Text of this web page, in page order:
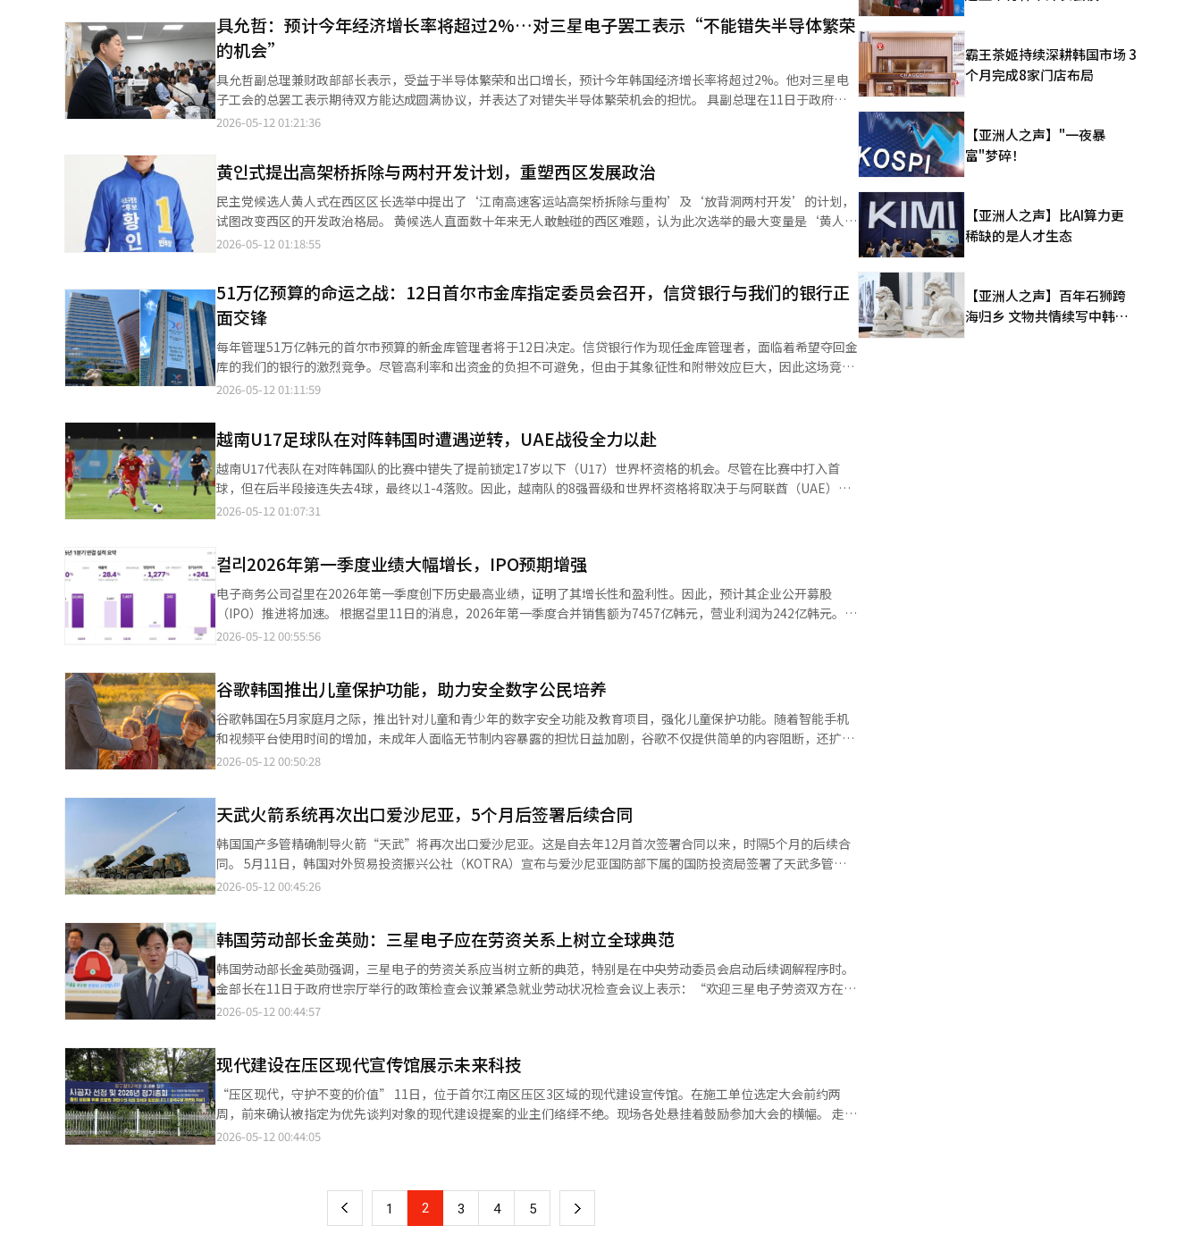
程序将账单、收据、医疗费用明细、处方等信息直接发送给保险公司申请保险金。为此，医疗机构使用的EMR系统需
与实损24进行连接。 截至6日，参与实损保险电子申报的医疗机构总数为3万614家，其中医院827家，保健所3573
家，诊所1万2875家，药店1万3339家。根据整体连接目标医疗机构数量，实损24的连接率仅为29.0%。目前，实损
24的注册用户约为377万人，已完成的申报数量为241万件。 金融委员会计划今后每月检查实损24的推进情况，并设
定今年下半年将连接率提升至80~90%的目标。首先，将与公平交易委员会调查部分EMR公司集体拒绝参与的行为是
否属于不正当交易行为。 此外，金融委员会还将提供激励措施以促进医疗机构的直接参与。计划在实损24中引入医
动，鼓励实损保险用户直接向医疗机构请求实损24的连接。 不过，金融委员会预计，随着近期大型EMR公司决定参
100%。”※ 本报道经人工智能（AI）系统翻译与编辑。
具允哲：预计今年经济增长率将超过2%…对三星电子罢工表示“不能错失半导体繁荣
的机会”
具允哲副总理兼财政部部长表示，受益于半导体繁荣和出口增长，预计今年韩国经济增长率将超过2%。他对三星电
子工会的总罢工表示期待双方能达成圆满协议，并表达了对错失半导体繁荣机会的担忧。 具副总理在11日于政府世
宗厅举行的记者见面会上指出：“今年经济增长率预计将超过2%”，并表示“具体超过多少还需观察半导体繁荣程
示“出口在超越日本和意大利后，从全球第七位上升至第五位”。他进一步提到：“第一季度经常账户盈余达733亿
美元，显示出我们经济的增长潜力，与2025年第四季度的392亿美元历史最高水平相比，表现良好。” 然而，他强
调，面对经济复苏，物价和外部风险的应对更为重要。具副总理指出：“半导体行业和中东战争等不确定性依然存
在”，并表示“政府不会因经济指标良好而自满，而是会更加细致地全力应对”。他特别提到：“当前面临的风险因
中东战争稳定之前暂时维持”，并指出“对于囤积居奇的行为，将采取没收等可能措施，同时启动物价稳定法修订，
以设立举报奖励和不当得利罚款等有效制裁措施”。他提到，最高价格制度伴随财政负担，未来油价走势和中东局势
屋者的转让税中征期于9日结束，市场担忧房源被锁定，具副总理表示：“政府基本上在与相关机构协调，以扩大供
应”，并指出“在供应未能有效进入市场之前，无法不进行需求管理”。 他进一步表示：“政府的需求管理方案将重
点放在无房者购房上”，并强调“房地产政策不再是追求利润，而是要确保居住的稳定性”。 关于三星电子的罢工，
复苏造成负担。具副总理表示：“我了解到三星电子的劳资双方正在以中央劳动委员会为中心努力达成协议”，并期
待双方能顺利达成共识。他还指出：“在全球都希望从韩国采购半导体芯片的关键时刻，劳资之间的矛盾不应导致错
失机会。” 在股市方面，他强调应关注消除短期过热而非低估问题。具副总理表示：“从PBR（市净率）来看，韩国
股市仍低于发达国家水平”，并指出“至少到明年，市场已经形成了预购的情况，反映出全球投资者和国内投资者对
我们股市潜力的看法”。 关于遗产税改革，他保持谨慎态度。他表示：“关于税制改革，听取了各种意见”，并强
4000韩元，此次出售以555万8000韩元成交”，并表示“对政府而言，这是一次成功的出售”。政府预计通过此次出
售将获得超过1万亿韩元的非税收入，并认为NXC引入海外资金的举措将有助于外汇市场的稳定。 具副总理还就美中
领导人会晤前，13日访韩的美国财政部长斯科特·巴森特未能会晤的情况表达了看法。他对部分人提出的“韩国被忽
视”说法表示不同意，并指出：“与美国财政部保持着频繁的沟通”。他补充道：“与以往不同，不必仅通过面对面
会议进行沟通，副部长之间也会随时交流，了解情况”，并表示“在对美投资方面，产业通商部的金正官部长最近访
2026-05-12 01:21:36
黄인式提出高架桥拆除与两村开发计划，重塑西区发展政治
民主党候选人黄人式在西区区长选举中提出了‘江南高速客运站高架桥拆除与重构’及‘放背洞两村开发’的计划，
试图改变西区的开发政治格局。 黄候选人直面数十年来无人敢触碰的西区难题，认为此次选举的最大变量是‘黄人式
的城市开发框架’。 在11日的放背洞选举事务所开幕式上，黄候选人表示：“西区过去30年的地方自治实际上是由
量进行了严厉批评。 他指出：“江南高速客运站高架桥自完工48年以来，既引发了安全问题，也造成了城市的隔
断。”他承诺：“当选后，我将立即推动拆除和重构的方向，并成立一个包括市政府、西区和居民参与的公私协作
体。” 目前，高速客运站高架桥横跨反浦和潼源的生活圈。黄候选人认为，主要问题包括：高架桥出入口的安全隐
患、高架桥下方的贫困化、与反浦高档住宅带的不协调、与世璧岛和汉江旅游轴的隔断，以及区域商业的分离等。 在
反浦地区重新规划为超高价公寓和旅游特区的背景下，70年代的高架桥体系被认为与城市的品位不符。黄候选人表
示：“交通拥堵的担忧被夸大了，研究分析结果显示速度下降幅度并不大，完全可以克服。”这一承诺被视为重新构
的后面，面积约1500坪，是西区的公有土地。这里有数十栋无证建筑，已经被闲置了数十年，成为南部地区少见的现
筑。 黄候选人直言：“这是西区行政最丢脸的面貌。”他表示：“如此美丽而整齐的1500坪公有土地，竟然被丢弃
了数十年，历任区长因害怕处理无证建筑而不敢出手。” 实际上，西区最近曾以公园开发和无证建筑拆除为条件，推
动公有财产的出售，但因无人竞标而流标。 黄候选人承诺：“我将立即制定包括无证建筑对策在内的最佳利用方案，
考虑到与上门高中、乌面山森林的接近性，以及与放背重建带的连接性，认为项目具有相当的商业价值。业内人士提
到的开发模型包括：自然友好的高端低层住宅区、高档露台别墅、文化艺术型居住区、与乌面山相连的高端住宅带
等。 黄候选人是经过地方考试的城市行政专家，曾担任西区区长科长、首尔市行政局长、发言人及汉江事业本部长，
因此被认为提出的开发议题不仅是简单的政治承诺，而是具备实际行政执行力的提案。 一位房地产专家表示：“两村
和高速客运站高架桥是西区居民早已感受到的问题，但无人敢触碰。黄候选人将最棘手的城市问题带入了选举的中
2026-05-12 01:18:55
51万亿预算的命运之战：12日首尔市金库指定委员会召开，信贷银行与我们的银行正
面交锋
每年管理51万亿韩元的首尔市预算的新金库管理者将于12日决定。信贷银行作为现任金库管理者，面临着希望夺回金
库的我们的银行的激烈竞争。尽管高利率和出资金的负担不可避免，但由于其象征性和附带效应巨大，因此这场竞争
被认为是不可退让的决战。根据11日金融界和首尔市的消息，首尔市计划于12日召开金库指定审议委员会，选定下一
国民银行和 하나银行等四家银行提交了提案。信贷银行和我们的银行均参与了1、2金库的投标，而国民银行和 하나银
行则仅参与了2金库的投标。1金库负责一般会计和特别会计，2金库负责基金管理。今年的预算为51万4778亿韩元，
其中约47万亿韩元归1金库所有。实际上，获得1金库的银行将获得首尔市金库的地位。信贷银行和我们的银行在
2018年和2022年也曾就1金库的运营权展开竞争。我们的银行自1915年京城府金库时期以来，已管理首尔市金库超
对评估项目的策略并准备提案书。预计他们将强调在过去100多年中积累的收入和支出管理经验，以及目前在首尔市
25个自治区中运营的14个区金库的优势。信贷银行则强调连续性和稳定性。在过去8年中，他们一直运营着1金库，
并自2022年起整合管理2金库，建立了计算机系统和结算体系，因此能够保持连续性。此外，他们与市政府合作的公
共配送应用“叮咚送”和小巷商店商会、首尔广场冰场支持等项目也被视为其优势。业内人士指出，此次市金库的选
定中，利率是关键因素。因为在金库业务管理能力、金融机构信用度和财务结构稳定性等方面，差异并不明显。实际
争，提高利率。首尔市金库的利率是通过基准利率加上各银行的加成利率来计算的，而这个加成利率在约定期间内是
固定的，因此利率水平将显著影响盈利能力。合作项目费用（出资金）同样是决定胜负的因素。信贷银行在2018年1
金库投标时，提出了3000亿韩元的出资金，而在2022年重新投标时也承担了约2600亿韩元的出资金。金融界人士表
示：“评估项目虽然多样，但实际的胜负将取决于出资金和利率的竞争结构。”他指出：“尽管在成本方面存在负
担，但获得大规模资金基础和品牌效应等优势非常显著，因此银行们将积极争取。”※ 本报道经人工智能（AI）系统
2026-05-12 01:11:59
越南U17足球队在对阵韩国时遭遇逆转，UAE战役全力以赴
越南U17代表队在对阵韩国队的比赛中错失了提前锁定17岁以下（U17）世界杯资格的机会。尽管在比赛中打入首
球，但在后半段接连失去4球，最终以1-4落败。因此，越南队的8强晋级和世界杯资格将取决于与阿联酋（UAE）的
最后一场比赛。 根据越南媒体《年报》（Nhân Dân）等的综合报道，越南队在当地时间11日凌晨进行的2026年亚
打入首球，成功取得领先。 在上半场，越南队凭借紧凑的防守和快速的边路进攻给韩国队施加了压力。然而，进入下
半场后，韩国队的攻势逐渐增强，比赛的节奏开始向韩国倾斜。最终在下半场第38分钟，安善贤（Ahn Seon-
hyun）在禁区内获得的任意球机会中，低射打入扳平进球，彻底改变了比赛的走势。 在扳平进球后，越南队明显出
现了动摇。两分钟后，防守失误导致南义安（Nam Ý An）再度破门。下半场第43分钟，安周完（An Ju-wan）成功
打入中距离射门，补时第3分钟，金志宇（Kim Ji-woo）又打入锁定胜局的进球，最终比分定格在1-4。 这场失利使
大提高晋级8强和进入2026年卡塔尔U17世界杯的可能性。本次比赛中，晋级8强的队伍将直接获得世界杯资格。 越
南足球协会（VFF）在比赛结束后通过官方网站表示：“由于在与韩国的比赛中遭遇逆转，越南U17队在与UAE的最
后一场比赛中需要付出更大的努力。”协会还表示：“越南U17队尚未提前获得世界杯资格，仍有一场比赛要打，因
此将继续向世界舞台发起挑战。” VFF的官方粉丝页面提到：“比赛结束后，VFF主席陈国全（Trần Quốc Tuấn）和
克里斯蒂亚努·罗兰德教练亲自下到更衣室与球员们见面，给予鼓励。”并表示：“虽然未能取得理想的结果，但这
在失败中变得更加坚强。还有一场比赛，继续向前，年轻的越南战士们！” 另外，2027年沙特阿拉伯亚洲杯的抽签
结果显示，越南队将在E组与韩国、阿联酋以及黎巴嫩和也门的胜者同组。因此，越南队在U17之后，明年国家队也
将迎来与韩国的对决。此前，越南队与韩国队的历史交锋记录为1胜6负，进球2个，失球23个。唯一的胜利是在2004
年亚洲杯预选赛中，凭借范文权（Phạm Văn Quyến）的制胜球以1-0获胜，而在最近的2023年10月的热身赛中则以
0-6惨败。 赛后，越南国家队主教练金相植（Kim Sang-sik）表示：“作为职业教练，我会100%专注于足球。如果
报道经人工智能（AI）系统翻译与编辑。
2026-05-12 01:07:31
컬리2026年第一季度业绩大幅增长，IPO预期增强
电子商务公司컬里在2026年第一季度创下历史最高业绩，证明了其增长性和盈利性。因此，预计其企业公开募股
（IPO）推进将加速。 根据컬里11日的消息，2026年第一季度合并销售额为7457亿韩元，营业利润为242亿韩元。销
售额同比增长28.4%，营业利润激增1277%。这一数字是去年全年营业利润的约1.9倍。净利润也转为盈利，达到203
保持了稳定的增长趋势。美容业务部门‘뷰티컬리’也因奢侈品牌和独立品牌销售的扩大而增长20.2%。包括卖家配
送（3P）和履约服务（FBK）在内的交易额增长52.6%，推动了整体业绩的上升。 新业务‘컬리N마트’的增长也十
分显著。截至2026年3月，交易额较2025年9月增长约9倍。这反映了针对即时配送和小额订单需求扩大的服务策略。
最近的投资引起了关注。NAVER作为战略投资者参与，预计将参与约330亿韩元规模的第三方配售增资。此次投资使
컬里的企业价值评估达到约2.8万亿韩元。业界关注平台合作的扩大及物流与商业的协同效应。 盈利能力改善的趋势
低物流成本。该服务在下午3点之前下单可在午夜前送达，提升了配送效率和客户便利性。 成本结构的改善也在进行
中。第一季度的毛利率为33.1%，同比上升0.8个百分点，销售费用率下降2.2个百分点。这被认为是合作伙伴谈判能
力增强和3P业务扩展策略的结果。 컬里方面表示，持续在商品竞争力、物流基础设施和技术升级方面进行客户体验
差异化，业务多元化战略开始反映在业绩上。此外，基于此次业绩，IPO准备工作也将具体化。 业界关注到，컬里在
交易额增长的同时也改善了盈利能力。与传统电子商务公司以外形增长为中心的策略不同，컬里通过物流效率化和业
示：“我们在商品、物流和技术等各方面持续专注于客户体验的差异化，确保新增长动力的业务多元化从第一季度开
始取得成果。既然已经证明了增长性和盈利性，我们计划具体化IPO路线图，加快进程。”※ 本报道经人工智能
（AI）系统翻译与编辑。
2026-05-12 00:55:56
谷歌韩国推出儿童保护功能，助力安全数字公民培养
谷歌韩国在5月家庭月之际，推出针对儿童和青少年的数字安全功能及教育项目，强化儿童保护功能。随着智能手机
和视频平台使用时间的增加，未成年人面临无节制内容暴露的担忧日益加剧，谷歌不仅提供简单的内容阻断，还扩展
了监护人管理功能和数字素养教育。 谷歌韩国于11日表示，推出了多种儿童保护功能和教育资源，旨在支持孩子们
接管理孩子智能设备使用时间和应用程序使用的功能。谷歌表示，使用其儿童保护应用“家庭链接”，监护人可以查
看孩子的智能手机使用时间，并设置每日使用限制和睡眠时间。此外，应用安装和应用内支付的批准也可以进行管
理，从而降低孩子无节制消费内容和支付风险的可能性。 有害内容的阻断功能也得到了增强。谷歌搜索服务
的“SafeSearch”功能默认适用于18岁以下用户，能够自动过滤或模糊显示成人内容和暴力内容。此外，谷歌Play
通过“儿童标签”提供基于专家推荐的教育应用程序，并提供年龄适宜性和内容信息等指导。 YouTube同样实施了按
本应用青少年保护功能的青少年账户也在运营中。尤其是YouTube最近引入了短视频每日观看限制计时器功能，以防
止青少年沉迷短视频。 谷歌还在进行青少年心理健康和自尊保护的推荐算法改进工作，限制重复推荐外貌比较或特定
身体形象的内容，并减少可能对青少年用户产生负面影响的视频重复曝光。 谷歌正在超越简单的阻断功能，扩大数字
公民教育。谷歌的免费数字素养教育项目“Be互联网优秀”，旨在通过游戏化内容帮助儿童和青少年学习个人信息保
护、钓鱼防范和安全信息共享等知识。该项目不仅教授平台使用方法，还旨在帮助他们在在线环境中做出安全的判
台责任的讨论加剧，主要平台企业也在持续强化儿童保护功能和年龄认证体系。 在韩国，青少年智能手机过度依赖和
短视频成瘾问题已成为社会热点，平台运营商的角色扩展需求日益增加。尤其是生成型AI内容的快速扩散，伴随而来
的虚假信息和不当内容暴露的担忧也在增加。对此，谷歌韩国计划在未来继续扩大针对监护人的安全功能和数字教育
内容。 谷歌韩国相关人士表示：“数字世界提供了丰富的学习机会，因此引导孩子们成为合格的‘数字公民’至关重
要。谷歌将继续努力提供更好的安全工具，让家长们能够安心享受技术带来的好处。”※ 本报道经人工智能（AI）系
2026-05-12 00:50:28
天武火箭系统再次出口爱沙尼亚，5个月后签署后续合同
韩国国产多管精确制导火箭“天武”将再次出口爱沙尼亚。这是自去年12月首次签署合同以来，时隔5个月的后续合
同。 5月11日，韩国对外贸易投资振兴公社（KOTRA）宣布与爱沙尼亚国防部下属的国防投资局签署了天武多管火
箭系统的政府间（G2G）出口合同。 G2G合同是指在外国政府提出请求时，KOTRA可以代表国内企业或与企业共同
率折合约5200亿韩元。合同内容包括6套天武发射架、3种导弹及操作和培训支持等。 爱沙尼亚与韩国的防务合作始
于K9自走炮。自2020年起，爱沙尼亚开始引进并使用韩国制造的K9自走炮。爱沙尼亚对韩国武器系统在北欧严酷气
候条件下的耐用性和操作能力给予了高度评价。 根据爱沙尼亚国家国防发展计划2031，该国正在加速多管火箭的装
备和现代化进程。此次与韩华航空航天的后续合同不仅反映了满足需求的供应能力，也体现了自首次合同以来建立的
信任。 爱沙尼亚国防部长汉诺·佩夫库尔表示：“此次额外引进3套天武发射架对爱沙尼亚国防力量的增强具有重要
亚的国防力量和防务生态系统，我们对此深感荣幸。未来，我们将积极推广韩华的防务解决方案，进一步巩固爱沙尼
亚的战略合作伙伴地位。”※ 本报道经人工智能（AI）系统翻译与编辑。
2026-05-12 00:45:26
韩国劳动部长金英勋：三星电子应在劳资关系上树立全球典范
韩国劳动部长金英勋强调，三星电子的劳资关系应当树立新的典范，特别是在中央劳动委员会启动后续调解程序时。
金部长在11日于政府世宗厅举行的政策检查会议兼紧急就业劳动状况检查会议上表示：“欢迎三星电子劳资双方在同
意下启动中央劳动委员会的后续调解。”他指出：“三星电子在技术创新方面已成为全球一流企业，劳资关系也应当
资谈判不仅是简单的工资与绩效奖金争议，还可能对国内的劳资文化和成果分配体系产生广泛影响。他表示：“希望
能成为企业在成果共享与分配方面进行社会讨论的契机，政府也将积极支持。” 三星电子的劳资双方将在当天及12
日两天内于中央劳动委员会进行后续调解程序。后续调解是在原调解破裂后，劳资双方通过再次达成一致进行的仲裁
程序，由中央劳动委员会负责调解。 韩国劳动部表示，将支持三星电子的劳资双方考虑半导体产业的竞争力及合作企
业生态系统，以寻找共识。 金部长当天还通过自己的X（前推特）账号表示：“调解并不容易，但解决方案可能就在
2026-05-12 00:44:57
现代建设在压区现代宣传馆展示未来科技
“压区现代，守护不变的价值” 11日，位于首尔江南区压区3区域的现代建设宣传馆。在施工单位选定大会前约两
周，前来确认被指定为优先谈判对象的现代建设提案的业主们络绎不绝。现场各处悬挂着鼓励参加大会的横幅。 走进
宣传馆，首先映入眼帘的是实际的机器人设备。现代建设展示了计划在小区内应用的配送机器人、巡逻机器人、停车
人接驳车。该系统被描述为能够在小区内部及压区周边移动的未来出行系统。现代建设表示：“我们计划通过居民专
用应用程序呼叫无人接驳车，并限制外部人员的出入。” 宣传馆一侧的大型模型图上显示了连接整个小区的“圆环一
2026-05-12 00:44:05
上 1 2 3 4 5 下
霸王茶姬持续深耕韩国市场 3
个月完成8家门店布局
【亚洲人之声】"一夜暴
富"梦碎！
【亚洲人之声】比AI算力更
稀缺的是人才生态
【亚洲人之声】百年石狮跨
海归乡 文物共情续写中韩人